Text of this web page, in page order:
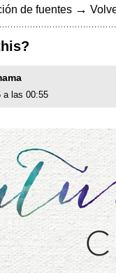
de fuentes →
a las 00:55